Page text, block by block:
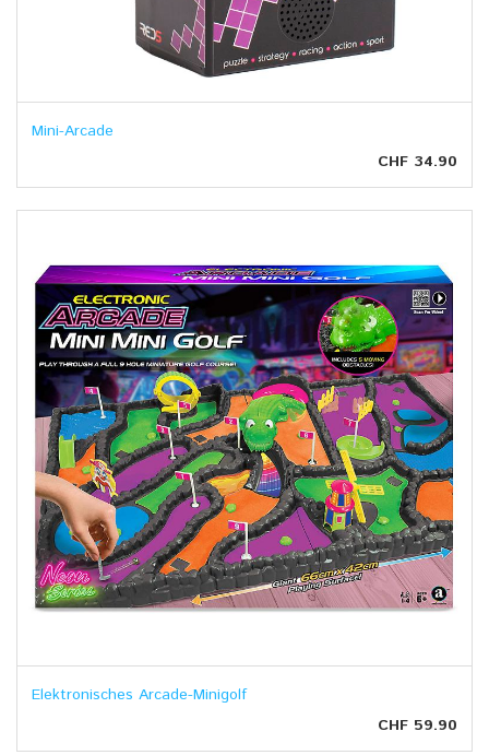
Mini-Arcade
CHF 34.90
Elektronisches Arcade-Minigolf
CHF 59.90